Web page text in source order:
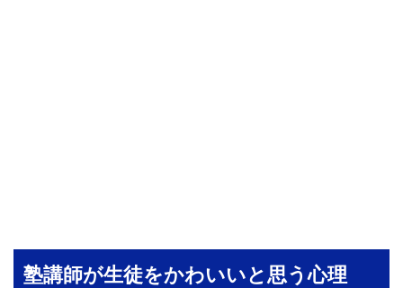
塾講師が生徒をかわいいと思う心理